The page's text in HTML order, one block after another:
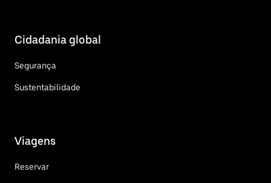
Cidadania global
Segurança
Sustentabilidade
Viagens
Reservar